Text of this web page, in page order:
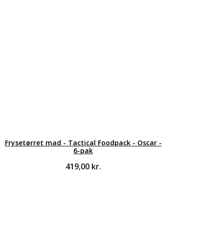
Frysetørret mad - Tactical Foodpack - Oscar -
6-pak
419,00 kr.